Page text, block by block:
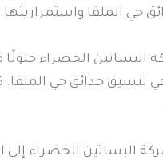
حي الملقا واستمراريتها.
البساتين الخضراء
في تنسيق حدائق حي
البساتين الخضراء إلى